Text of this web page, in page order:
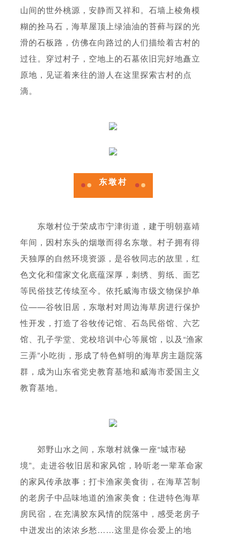
山间的世外桃源，安静而又祥和。石墙上棱角模
糊的拴马石，海草屋顶上绿油油的苔藓与踩的光
滑的石板路，仿佛在向路过的人们描绘着古村的
过往。穿过村子，空地上的石墓依旧完好地矗立
原地，见证着来往的游人在这里探索古村的点
滴。
东墩村
东墩村位于荣成市宁津街道，建于明朝嘉靖
年间，因村东头的烟墩而得名东墩。村子拥有得
天独厚的自然环境资源，是谷牧同志的故里，红
色文化和儒家文化底蕴深厚，刺绣、剪纸、面艺
等民俗技艺传续至今。依托威海市级文物保护单
位——谷牧旧居，东墩村对周边海草房进行保护
性开发，打造了谷牧传记馆、石岛民俗馆、六艺
馆、孔子学堂、党校培训中心等展馆，以及“渔家
三弄”小吃街，形成了特色鲜明的海草房主题院落
群，成为山东省党史教育基地和威海市爱国主义
教育基地。
郊野山水之间，东墩村就像一座“城市秘
境”。走进谷牧旧居和家风馆，聆听老一辈革命家
的家风传承故事；打卡渔家美食街，在海草苫制
的老房子中品味地道的渔家美食；住进特色海草
房民宿，在充满胶东风情的院落中，感受老房子
中迸发出的浓浓乡愁……这里是你会爱上的地